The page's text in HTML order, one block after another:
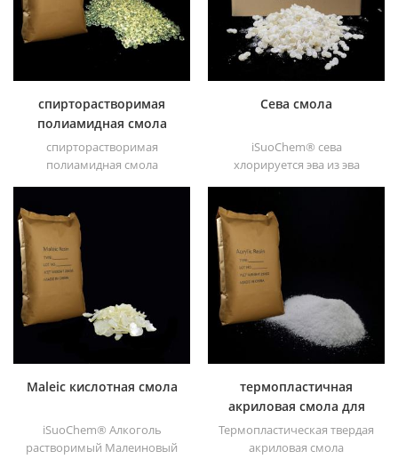
печатной краски и тяжелых
антикоррозийных красок
спирторастворимая
полиамидная смола
спирторастворимая
полиамидная смола
спирторастворимую
полиамидную смолу
различных типов,
например, DT610, DT610A,
DT610H и dt6245
Сева смола
iSuoChem® сева
хлорируется эва из эва
органическом
растворителе, таком как
толуол, сложный эфир и т. д.
Maleic кислотная смола
iSuoChem® Алкоголь
растворимый Малеиновый
термопластичная
акриловая смола для
чернил
Термопластическая твердая
акриловая смола